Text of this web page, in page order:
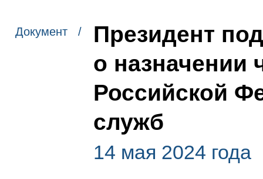
Документ /
Президент
о назначении
Российской
служб
14 мая 2024 года